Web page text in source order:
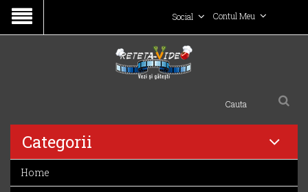
Contul Meu
Social
Categorii
Home